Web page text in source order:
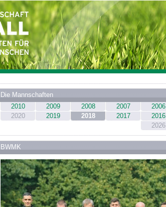
Die Mannschaften
2010
2009 2008 2007 2006
2020
2019 2018 2017 2016
2026
BWMK